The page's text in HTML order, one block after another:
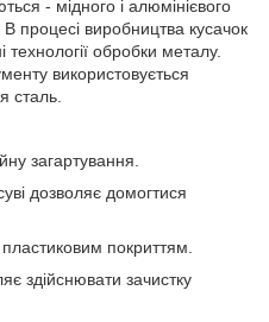
- мідного і алюмінієвого
процесі виробництва кусачок
технології обробки металу.
використовується
сталь.
загартування.
дозволяє домогтися
покриттям.
здійснювати зачистку